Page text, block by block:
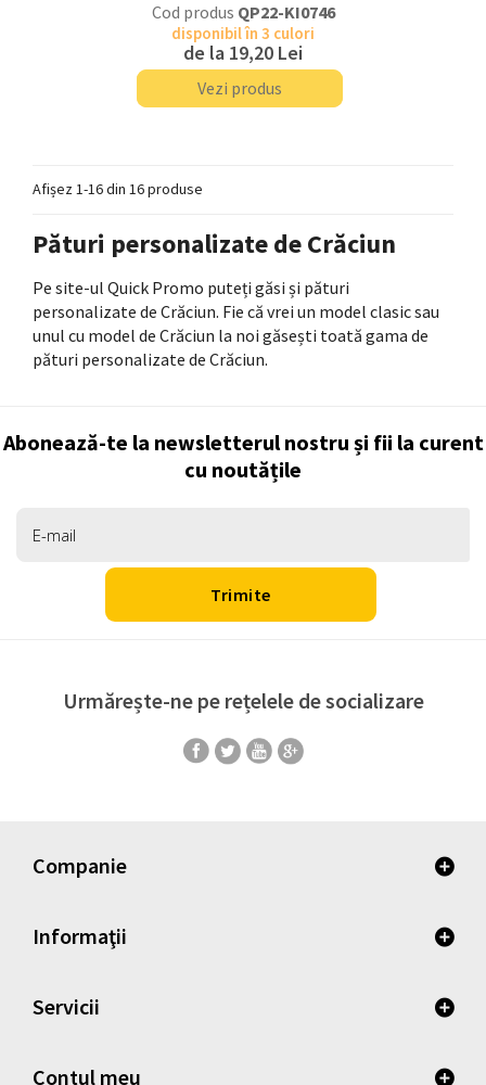
Cod produs QP22-KI0746
disponibil în 3 culori
de la 19,20 Lei
Vezi produs
Afișez 1-16 din 16 produse
Pături personalizate de Crăciun
Pe site-ul Quick Promo puteți găsi și pături
personalizate de Crăciun. Fie că vrei un model clasic sau
unul cu model de Crăciun la noi găsești toată gama de
pături personalizate de Crăciun.
Abonează-te la newsletterul nostru și fii la curent
cu noutățile
Urmărește-ne pe rețelele de socializare
Companie
Informaţii
Servicii
Contul meu